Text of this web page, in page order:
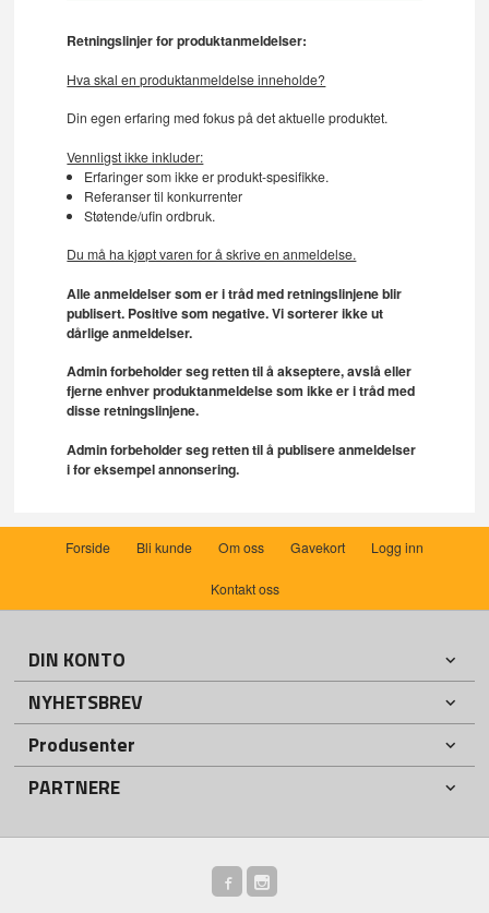
Retningslinjer for produktanmeldelser:
Hva skal en produktanmeldelse inneholde?
Din egen erfaring med fokus på det aktuelle produktet.
Vennligst ikke inkluder:
Erfaringer som ikke er produkt-spesifikke.
Referanser til konkurrenter
Støtende/ufin ordbruk.
Du må ha kjøpt varen for å skrive en anmeldelse.
Alle anmeldelser som er i tråd med retningslinjene blir
publisert. Positive som negative. Vi sorterer ikke ut
dårlige anmeldelser.
Admin forbeholder seg retten til å akseptere, avslå eller
fjerne enhver produktanmeldelse som ikke er i tråd med
disse retningslinjene.
Admin forbeholder seg retten til å publisere anmeldelser
i for eksempel annonsering.
Forside Bli kunde Om oss Gavekort Logg inn
Kontakt oss
DIN KONTO
NYHETSBREV
Produsenter
PARTNERE